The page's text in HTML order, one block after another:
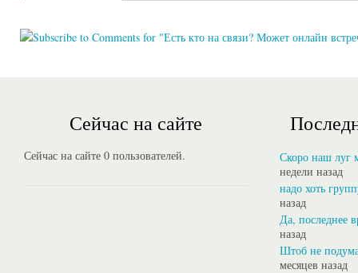
Сейчас на сайте
Сейчас на сайте 0 пользователей.
Скоро наш луг
недели назад
надо хоть
назад
Да, последнее
назад
Штоб не
месяцев назад